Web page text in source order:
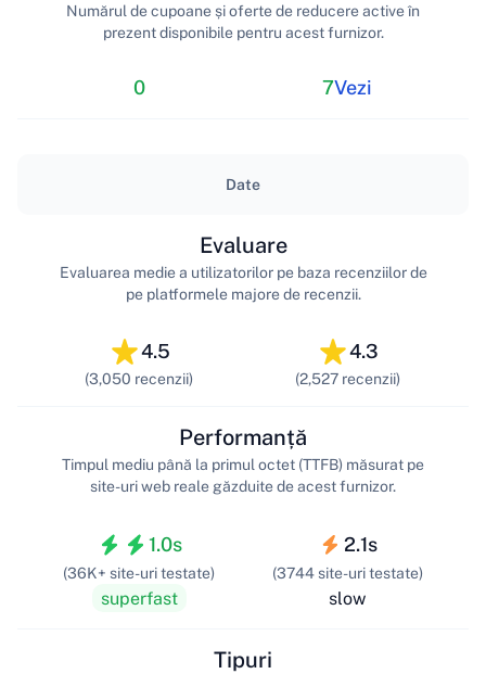
0
Numărul de cupoane și oferte de reducere active în
prezent disponibile pentru acest furnizor.
7Vezi
Date
4.5
(3,050 recenzii)
Evaluare
Evaluarea medie a utilizatorilor pe baza recenziilor de
pe platformele majore de recenzii.
4.3
(2,527 recenzii)
1.0s
(36K+ site-uri testate)
superfast
Performanță
Timpul mediu până la primul octet (TTFB) măsurat pe
site-uri web reale găzduite de acest furnizor.
2.1s
(3744 site-uri testate)
slow
Tipuri